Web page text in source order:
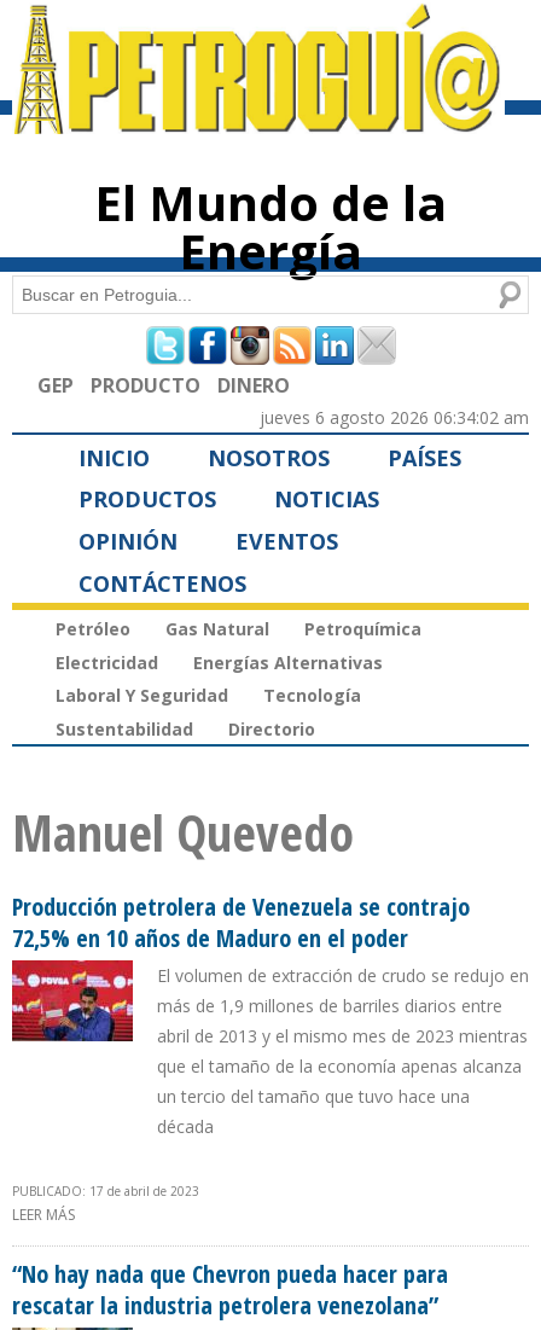
contenido
El Mundo de la
Energía
Formulario de búsqueda
Buscar
GEP PRODUCTO DINERO
jueves 6 agosto 2026 06:34:02 am
INICIO NOSOTROS
PAÍSES
PRODUCTOS
NOTICIAS
OPINIÓN
EVENTOS
CONTÁCTENOS
Petróleo Gas Natural
Petroquímica
Electricidad
Energías Alternativas
Laboral Y Seguridad
Tecnología
Sustentabilidad
Directorio
Manuel Quevedo
Producción petrolera de Venezuela se contrajo
72,5% en 10 años de Maduro en el poder
El volumen de extracción de crudo se redujo en
más de 1,9 millones de barriles diarios entre
abril de 2013 y el mismo mes de 2023 mientras
que el tamaño de la economía apenas alcanza
un tercio del tamaño que tuvo hace una
década
PUBLICADO: 17 de abril de 2023
LEER MÁS
“No hay nada que Chevron pueda hacer para
rescatar la industria petrolera venezolana”